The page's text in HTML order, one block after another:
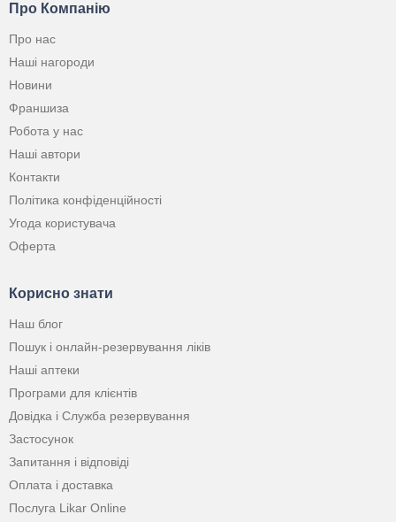
Про Компанію
Про нас
Наші нагороди
Новини
Франшиза
Робота у нас
Наші автори
Контакти
Політика конфіденційності
Угода користувача
Оферта
Корисно знати
Наш блог
Пошук і онлайн-резервування ліків
Наші аптеки
Програми для клієнтів
Довідка і Служба резервування
Застосунок
Запитання і відповіді
Оплата і доставка
Послуга Likar Online